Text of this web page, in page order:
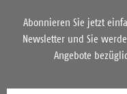
Abonnieren Sie jetzt
Newsletter und Sie
Angebote